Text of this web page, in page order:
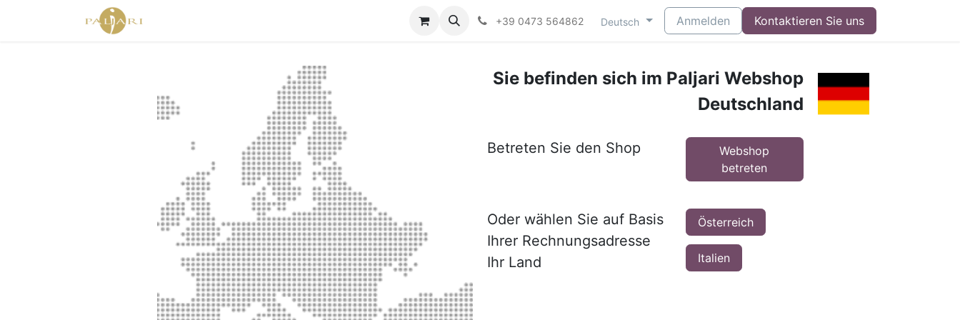
Kontaktieren Sie uns +39 0473 564862 Deutsch Anmelden Kontaktieren Sie uns
Sie befinden sich im Paljari Webshop
Deutschland
Betreten Sie den Shop
Oder wählen Sie auf Basis
Ihrer Rechnungsadresse
Ihr Land
Webshop
betreten
Österreich
Italien